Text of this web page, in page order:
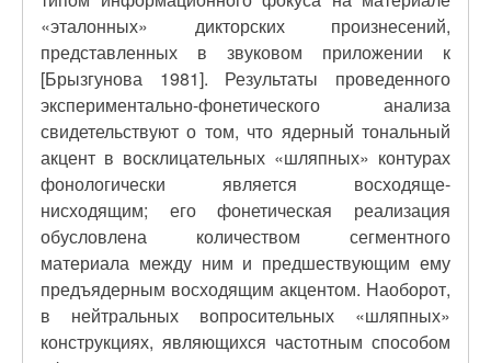
«эталонных» дикторских произнесений,
представленных в звуковом приложении к
[Брызгунова 1981]. Результаты проведенного
экспериментально-фонетического анализа
свидетельствуют о том, что ядерный тональный
акцент в восклицательных «шляпных» контурах
фонологически является восходяще-
нисходящим; его фонетическая реализация
обусловлена количеством сегментного
материала между ним и предшествующим ему
предъядерным восходящим акцентом. Наоборот,
в нейтральных вопросительных «шляпных»
конструкциях, являющихся частотным способом